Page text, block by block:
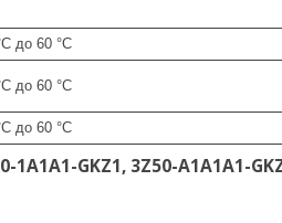
до 60 °C
до 60 °C
до 60 °C
GKZ1, 3Z50-A1A1A1-